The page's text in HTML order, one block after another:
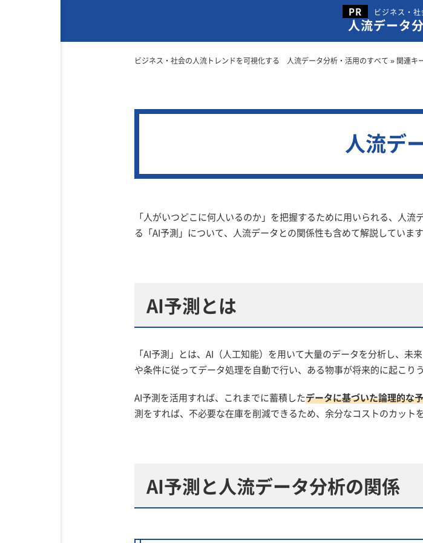
ビジネス・
人流データ
ビジネス・社会の人流トレンドを可視化する 人流データ分析・活用のすべて » 関連キ
人流デ
「人がいつどこに何人いるのか」を把握するために用いられる、人流
る「AI予測」について、人流データとの関係性も含めて解説しています
AI予測とは
「AI予測」とは、AI（人工知能）を用いて大量のデータを分析し、
や条件に従ってデータ処理を自動で行い、ある物事が将来的に起こり
AI予測を活用すれば、これまでに蓄積したデータに基づいた論理的な
測をすれば、不必要な在庫を削減できるため、余分なコストのカットを
AI予測と人流データ分析の関係